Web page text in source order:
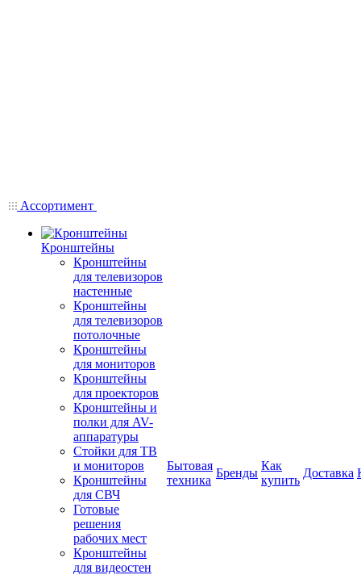
Ассортимент
Кронштейны
Кронштейны
для телевизоров
настенные
Кронштейны
для телевизоров
потолочные
Кронштейны
для мониторов
Кронштейны
для проекторов
Кронштейны и
полки для AV-
аппаратуры
Стойки для ТВ
и мониторов
Кронштейны
для СВЧ
Готовые
решения
рабочих мест
Кронштейны
для видеостен
Бытовая
техника
Бренды
Как
купить
Доставка